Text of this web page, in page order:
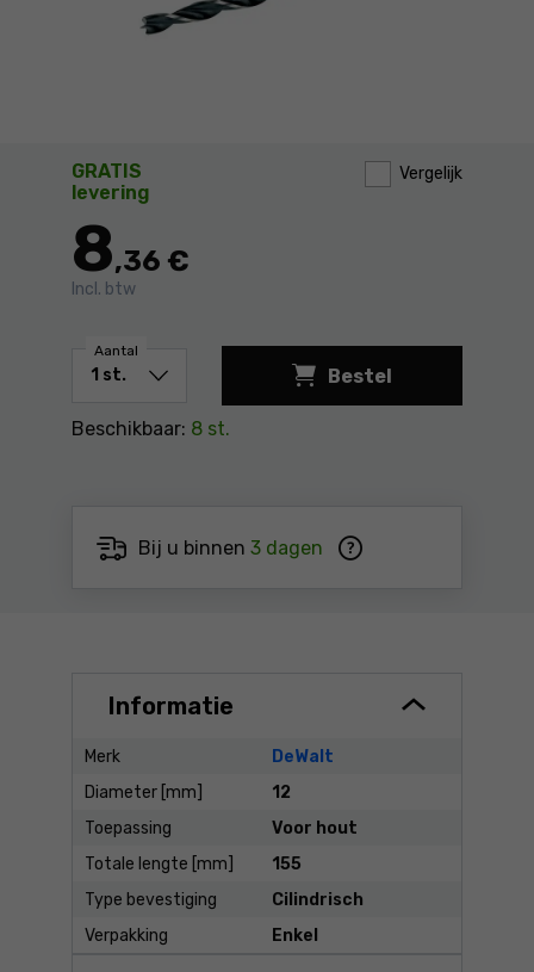
GRATIS
levering
Vergelijk
8,36 €
Incl. btw
Aantal
Bestel
Houtboor DeWalt
Beschikbaar: 8 st.
Bij u binnen 3 dagen
Informatie
Merk
DeWalt
Diameter [mm]
12
Toepassing
Voor hout
Totale lengte [mm]
155
Type bevestiging
Cilindrisch
Verpakking
Enkel